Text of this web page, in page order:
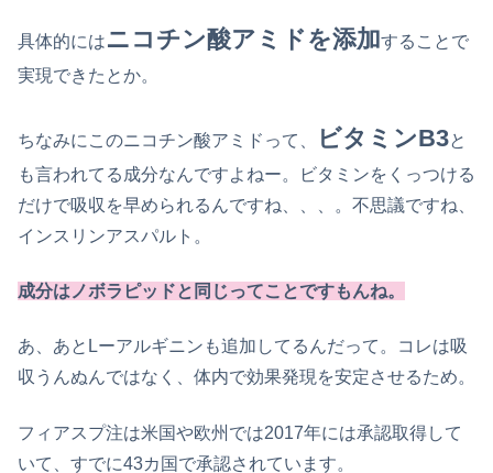
具体的にはニコチン酸アミドを添加することで
実現できたとか。
ちなみにこのニコチン酸アミドって、 ビタミンB3と
も言われてる成分なんですよねー。ビタミンをくっつける
だけで吸収を早められるんですね、、、。不思議ですね、
インスリンアスパルト。
成分はノボラピッドと同じってことですもんね。
あ、あとLーアルギニンも追加してるんだって。コレは吸
収うんぬんではなく、体内で効果発現を安定させるため。
フィアスプ注は米国や欧州では2017年には承認取得して
いて、すでに43カ国で承認されています。